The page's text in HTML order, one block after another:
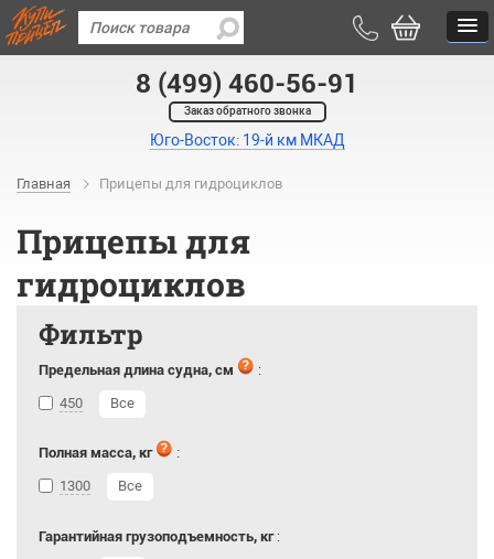
8 (499) 460-56-91
Заказ обратного звонка
Юго-Восток: 19-й км МКАД
Главная Прицепы для гидроциклов
Прицепы для
гидроциклов
Фильтр
Предельная длина судна, см
:
450
Все
Полная масса, кг
:
1300
Все
Гарантийная грузоподъемность, кг: